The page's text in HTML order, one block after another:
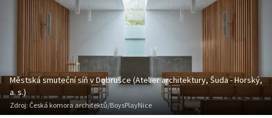
Městská smuteční síň v Dobrušce (Atelier architektury, Šuda - Horský,
a. s.)
Zdroj: Česká komora architektů/BoysPlayNice